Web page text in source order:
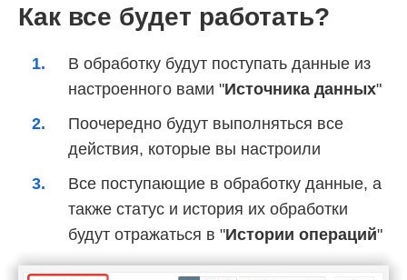
Как все будет работать?
В обработку будут поступать данные из
настроенного вами "Источника данных"
Поочередно будут выполняться все
действия, которые вы настроили
Все поступающие в обработку данные, а
также статус и история их обработки
будут отражаться в "Истории операций"